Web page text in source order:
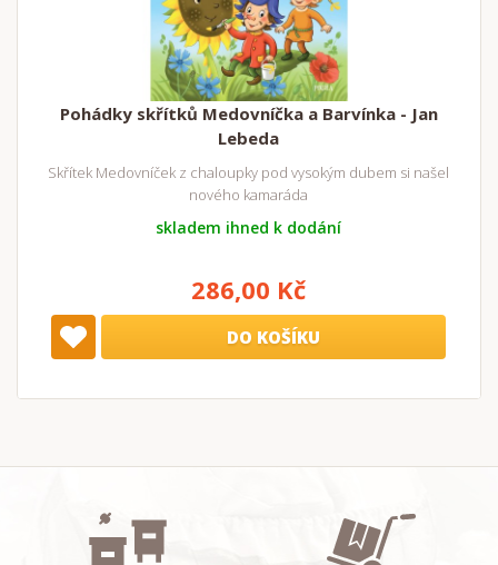
Pohádky skřítků Medovníčka a Barvínka - Jan
Lebeda
Skřítek Medovníček z chaloupky pod vysokým dubem si našel
nového kamaráda
skladem ihned k dodání
286,00 Kč
DO KOŠÍKU